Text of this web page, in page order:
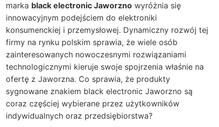
marka black electronic Jaworzno wyróżnia się
innowacyjnym podejściem do elektroniki
konsumenckiej i przemysłowej. Dynamiczny rozwój tej
firmy na rynku polskim sprawia, że wiele osób
zainteresowanych nowoczesnymi rozwiązaniami
technologicznymi kieruje swoje spojrzenia właśnie na
ofertę z Jaworzna. Co sprawia, że produkty
sygnowane znakiem black electronic Jaworzno są
coraz częściej wybierane przez użytkowników
indywidualnych oraz przedsiębiorstwa?